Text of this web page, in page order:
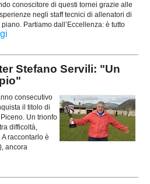
conoscitore di questi tornei grazie alle
negli staff tecnici di allenatori di
Partiamo dall’Eccellenza: è tutto
Stefano Servili: "Un
consecutivo
il titolo di
Un trionfo
difficoltà,
raccontarlo è
ancora